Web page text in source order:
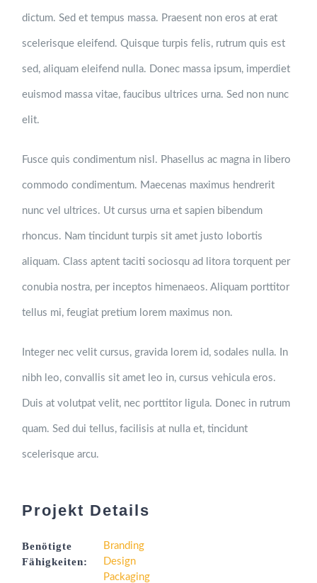
dictum. Sed et tempus massa. Praesent non eros at erat
scelerisque eleifend. Quisque turpis felis, rutrum quis est
sed, aliquam eleifend nulla. Donec massa ipsum, imperdiet
euismod massa vitae, faucibus ultrices urna. Sed non nunc
elit.
Fusce quis condimentum nisl. Phasellus ac magna in libero
commodo condimentum. Maecenas maximus hendrerit
nunc vel ultrices. Ut cursus urna et sapien bibendum
rhoncus. Nam tincidunt turpis sit amet justo lobortis
aliquam. Class aptent taciti sociosqu ad litora torquent per
conubia nostra, per inceptos himenaeos. Aliquam porttitor
tellus mi, feugiat pretium lorem maximus non.
Integer nec velit cursus, gravida lorem id, sodales nulla. In
nibh leo, convallis sit amet leo in, cursus vehicula eros.
Duis at volutpat velit, nec porttitor ligula. Donec in rutrum
quam. Sed dui tellus, facilisis at nulla et, tincidunt
scelerisque arcu.
Projekt Details
Benötigte
Fähigkeiten:
Branding
Design
Packaging